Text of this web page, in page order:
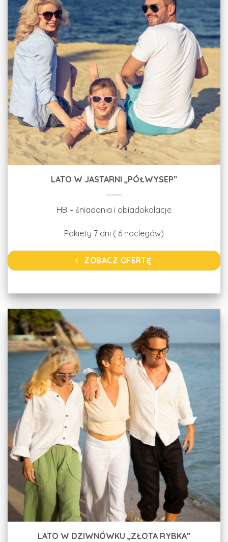
LATO W JASTARNI „PÓŁWYSEP”
HB – śniadania i obiadokolacje
Pakiety 7 dni ( 6 noclegów)
ZOBACZ OFERTĘ
LATO W DZIWNÓWKU „ZŁOTA RYBKA”